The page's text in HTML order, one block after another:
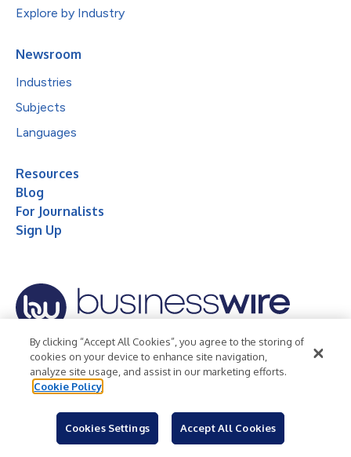
Explore by Industry
Newsroom
Industries
Subjects
Languages
Resources
Blog
For Journalists
Sign Up
© 2026 Business Wire, Inc.
Privacy Policy Cookie Policy
Accessibility Statement
By clicking “Accept All Cookies”, you agree to the storing of
cookies on your device to enhance site navigation,
analyze site usage, and assist in our marketing efforts.
Cookie Policy
Cookies Settings Accept All Cookies